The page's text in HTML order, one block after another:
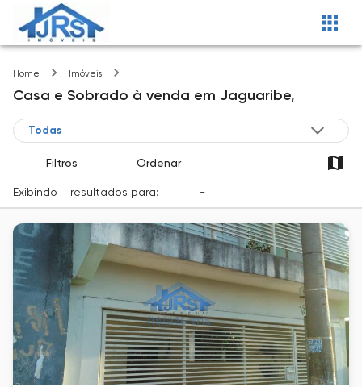
Home Imóveis
Casa e Sobrado à venda em Jaguaribe,
Filtros Ordenar
Exibindo resultados para: -